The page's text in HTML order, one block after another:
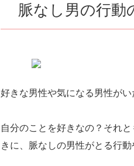
脈なし男の行動
好きな男性や気になる男性が
自分のことを好きなの？それ
きに、脈なしの男性がとる行